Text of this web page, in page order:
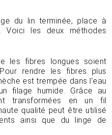
du lin terminée, place à
les deux méthodes
les fibres longues soient
rendre les fibres plus
est trempée dans l’eau
filage humide. Grâce au
transformées en un fil
qualité peut être utilisé
ainsi que du linge de